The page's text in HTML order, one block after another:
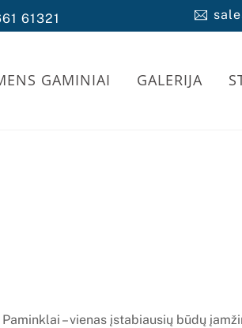
61321
GAMINIAI GALERIJA
Paminklai – vienas įstabiausių būdų